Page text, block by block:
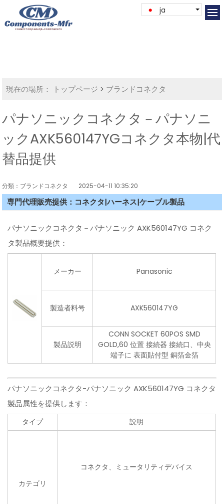
ja
現在の場所： トップページ > ブランドコネクタ
パナソニックコネクタ－パナソニ
ックAXK560147YGコネクタ本物|代
替品提供
分類：ブランドコネクタ 2025-04-11 10:35:20
専門代理販売提供：コネクタ|ハーネス|ケーブル製品
パナソニックコネクタ－パナソニック AXK560147YG コネク
タ製品概要提供：
メーカー Panasonic
製造者料号 AXK560147YG
製品説明
CONN SOCKET 60POS SMD
GOLD,60 位置 接続器 接続口、中央
端子に 表面貼付型 銅箔金箔
パナソニックコネクタ-パナソニック AXK560147YG コネクタ
製品属性を提供します：
タイプ 説明
カテゴリ
コネクタ、ミュータリティデバイス